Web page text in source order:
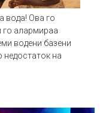
вода! Ова го
го алармираа
водени базени
недостаток на